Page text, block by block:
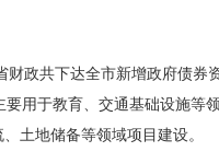
财政共下达全市新增政府债
用于教育、交通基础设施等
土地储备等领域项目建设。